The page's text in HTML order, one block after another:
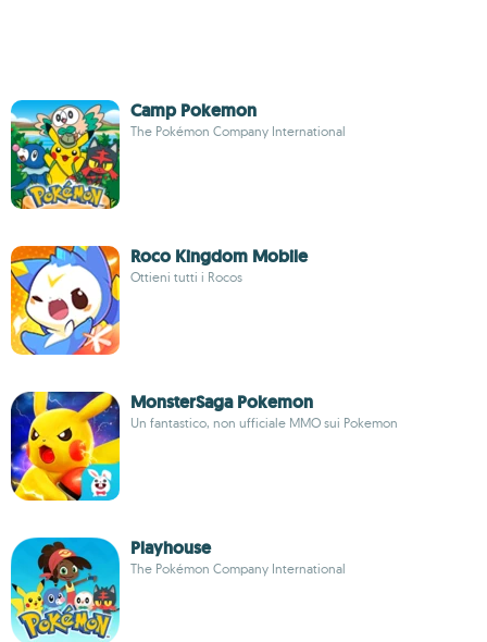
Camp Pokemon
The Pokémon Company International
Roco Kingdom Mobile
Ottieni tutti i Rocos
MonsterSaga Pokemon
Un fantastico, non ufficiale MMO sui Pokemon
Playhouse
The Pokémon Company International